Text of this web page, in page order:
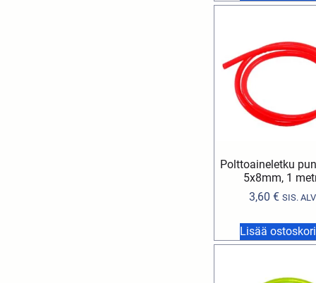
Polttoaineletku
5x8mm, 1
3,60 € SIS. ALV
Lisää